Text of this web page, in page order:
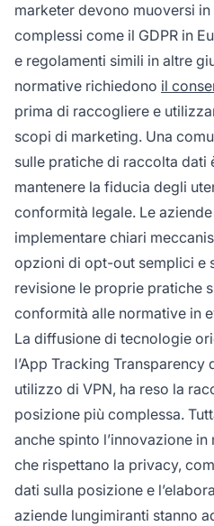
marketer devono muoversi
complessi come il GDPR in
e regolamenti simili in altre
normative richiedono il
prima di raccogliere e
scopi di marketing. Una
sulle pratiche di raccolta dati
mantenere la fiducia degli
conformità legale. Le
implementare chiari
opzioni di opt-out semplici e
revisione le proprie pratiche
conformità alle normative in
La diffusione di tecnologie
l’App Tracking
utilizzo di VPN, ha reso la
posizione più complessa.
anche spinto l’innovazione
che rispettano la privacy,
dati sulla posizione e
aziende lungimiranti stanno